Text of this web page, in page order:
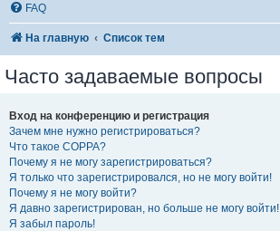
FAQ
На главную Список тем
Часто задаваемые вопросы
Вход на конференцию и регистрация
Зачем мне нужно регистрироваться?
Что такое COPPA?
Почему я не могу зарегистрироваться?
Я только что зарегистрировался, но не могу войти!
Почему я не могу войти?
Я давно зарегистрирован, но больше не могу войти!
Я забыл пароль!